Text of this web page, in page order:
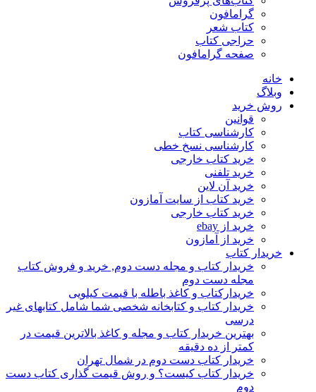
گرامافون
کتاب شعر
حراجی کتاب
صفحه گرامافون
خانه
وبلاگ
روش خرید
قوانین
کارشناسی کتاب
کارشناسی نسخ خطی
خرید کتاب خارجی
خرید تلفنی
خرید آن لاین
خرید کتاب از سایت آمازون
خرید کتاب خارجی
خرید از ebay
خرید از آمازون
خریدار کتاب
خریدار کتاب و مجله دست دوم, خرید و فروش کتاب
مجله دست دوم
خریدارکتاب و کاغذ باطله با قیمت کیلویی
خریدار کتاب و کتابخانه شخصی شما شامل کتابهای غیر
درسی
بهترین خریدار کتاب و مجله و کاغذ بالاترین قیمت در
کمتر از ده دقیقه
خریدار کتاب دست دوم در شمال تهران
خریدار کتاب کیست؟ و روش قیمت گذاری کتاب دست
دوم